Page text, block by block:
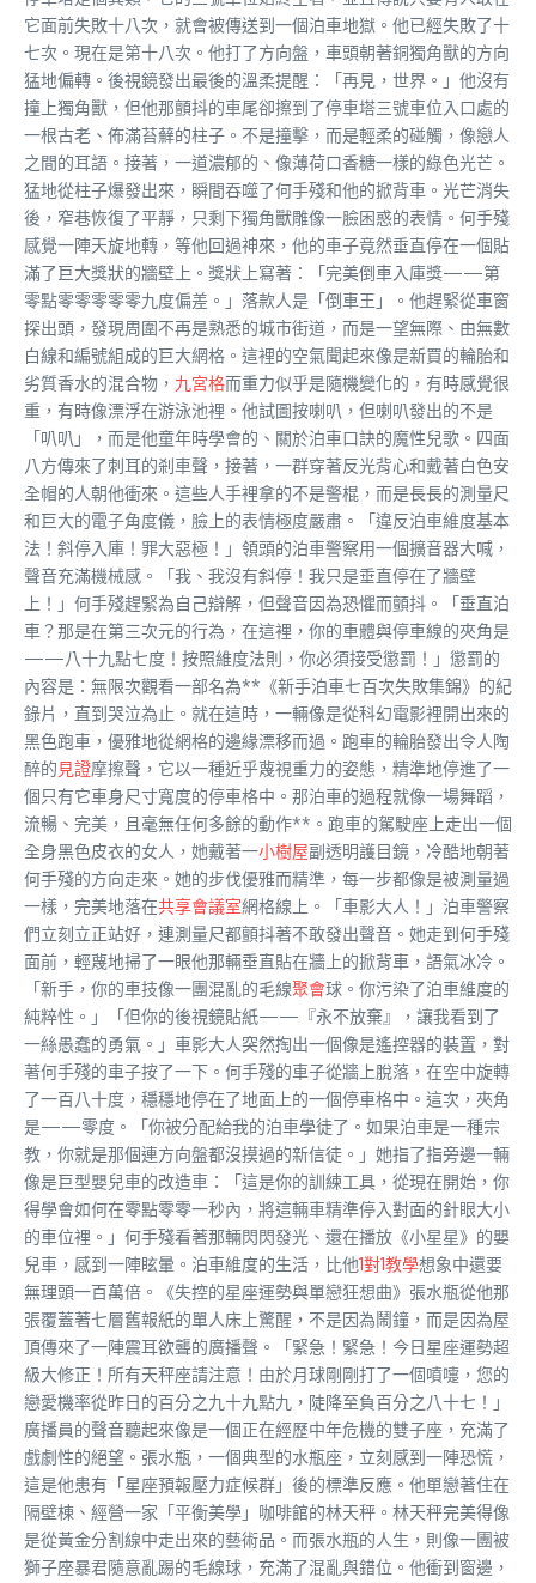
它面前失敗十八次，就會被傳送到一個泊車地獄。他已經失敗了十
七次。現在是第十八次。他打了方向盤，車頭朝著銅獨角獸的方向
猛地偏轉。後視鏡發出最後的溫柔提醒：「再見，世界。」他沒有
撞上獨角獸，但他那顫抖的車尾卻擦到了停車塔三號車位入口處的
一根古老、佈滿苔蘚的柱子。不是撞擊，而是輕柔的碰觸，像戀人
之間的耳語。接著，一道濃郁的、像薄荷口香糖一樣的綠色光芒。
猛地從柱子爆發出來，瞬間吞噬了何手殘和他的掀背車。光芒消失
後，窄巷恢復了平靜，只剩下獨角獸雕像一臉困惑的表情。何手殘
感覺一陣天旋地轉，等他回過神來，他的車子竟然垂直停在一個貼
滿了巨大獎狀的牆壁上。獎狀上寫著：「完美倒車入庫獎——第
零點零零零零零九度偏差。」落款人是「倒車王」。他趕緊從車窗
探出頭，發現周圍不再是熟悉的城市街道，而是一望無際、由無數
白線和編號組成的巨大網格。這裡的空氣聞起來像是新買的輪胎和
劣質香水的混合物， 九宮格而重力似乎是隨機變化的，有時感覺很
重，有時像漂浮在游泳池裡。他試圖按喇叭，但喇叭發出的不是
「叭叭」，而是他童年時學會的、關於泊車口訣的魔性兒歌。四面
八方傳來了刺耳的剎車聲，接著，一群穿著反光背心和戴著白色安
全帽的人朝他衝來。這些人手裡拿的不是警棍，而是長長的測量尺
和巨大的電子角度儀，臉上的表情極度嚴肅。「違反泊車維度基本
法！斜停入庫！罪大惡極！」領頭的泊車警察用一個擴音器大喊，
聲音充滿機械感。「我、我沒有斜停！我只是垂直停在了牆壁
上！」何手殘趕緊為自己辯解，但聲音因為恐懼而顫抖。「垂直泊
車？那是在第三次元的行為，在這裡，你的車體與停車線的夾角是
——八十九點七度！按照維度法則，你必須接受懲罰！」懲罰的
內容是：無限次觀看一部名為**《新手泊車七百次失敗集錦》的紀
錄片，直到哭泣為止。就在這時，一輛像是從科幻電影裡開出來的
黑色跑車，優雅地從網格的邊緣漂移而過。跑車的輪胎發出令人陶
醉的見證摩擦聲，它以一種近乎蔑視重力的姿態，精準地停進了一
個只有它車身尺寸寬度的停車格中。那泊車的過程就像一場舞蹈，
流暢、完美，且毫無任何多餘的動作**。跑車的駕駛座上走出一個
全身黑色皮衣的女人，她戴著一小樹屋副透明護目鏡，冷酷地朝著
何手殘的方向走來。她的步伐優雅而精準，每一步都像是被測量過
一樣，完美地落在共享會議室網格線上。「車影大人！」泊車警察
們立刻立正站好，連測量尺都顫抖著不敢發出聲音。她走到何手殘
面前，輕蔑地掃了一眼他那輛垂直貼在牆上的掀背車，語氣冰冷。
「新手，你的車技像一團混亂的毛線聚會球。你污染了泊車維度的
純粹性。」「但你的後視鏡貼紙——『永不放棄』，讓我看到了
一絲愚蠢的勇氣。」車影大人突然掏出一個像是遙控器的裝置，對
著何手殘的車子按了一下。何手殘的車子從牆上脫落，在空中旋轉
了一百八十度，穩穩地停在了地面上的一個停車格中。這次，夾角
是——零度。「你被分配給我的泊車學徒了。如果泊車是一種宗
教，你就是那個連方向盤都沒摸過的新信徒。」她指了指旁邊一輛
像是巨型嬰兒車的改造車：「這是你的訓練工具，從現在開始，你
得學會如何在零點零零一秒內，將這輛車精準停入對面的針眼大小
的車位裡。」何手殘看著那輛閃閃發光、還在播放《小星星》的嬰
兒車，感到一陣眩暈。泊車維度的生活，比他1對1教學想象中還要
無理頭一百萬倍。《失控的星座運勢與單戀狂想曲》張水瓶從他那
張覆蓋著七層舊報紙的單人床上驚醒，不是因為鬧鐘，而是因為屋
頂傳來了一陣震耳欲聾的廣播聲。「緊急！緊急！今日星座運勢超
級大修正！所有天秤座請注意！由於月球剛剛打了一個噴嚏，您的
戀愛機率從昨日的百分之九十九點九，陡降至負百分之八十七！」
廣播員的聲音聽起來像是一個正在經歷中年危機的雙子座，充滿了
戲劇性的絕望。張水瓶，一個典型的水瓶座，立刻感到一陣恐慌，
這是他患有「星座預報壓力症候群」後的標準反應。他單戀著住在
隔壁棟、經營一家「平衡美學」咖啡館的林天秤。林天秤完美得像
是從黃金分割線中走出來的藝術品。而張水瓶的人生，則像一團被
獅子座暴君隨意亂踢的毛線球，充滿了混亂與錯位。他衝到窗邊，